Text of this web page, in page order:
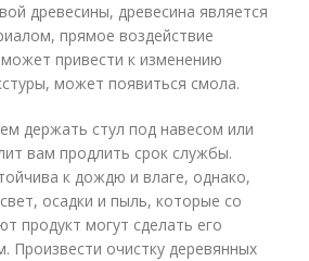
древесины, древесина является
прямое воздействие
привести к изменению
может появиться смола.
держать стул под навесом или
вам продлить срок службы.
к дождю и влаге, однако,
осадки и пыль, которые со
продукт могут сделать его
Произвести очистку деревянных